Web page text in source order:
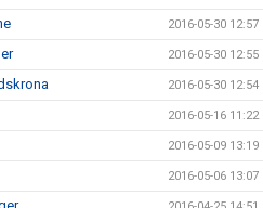
2016-05-30 12:57
2016-05-30 12:55
2016-05-30 12:54
2016-05-16 11:22
2016-05-09 13:19
2016-05-06 13:07